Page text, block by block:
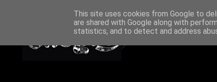
This site uses cookies from Google to
are shared with Google along with
statistics, and to detect and address